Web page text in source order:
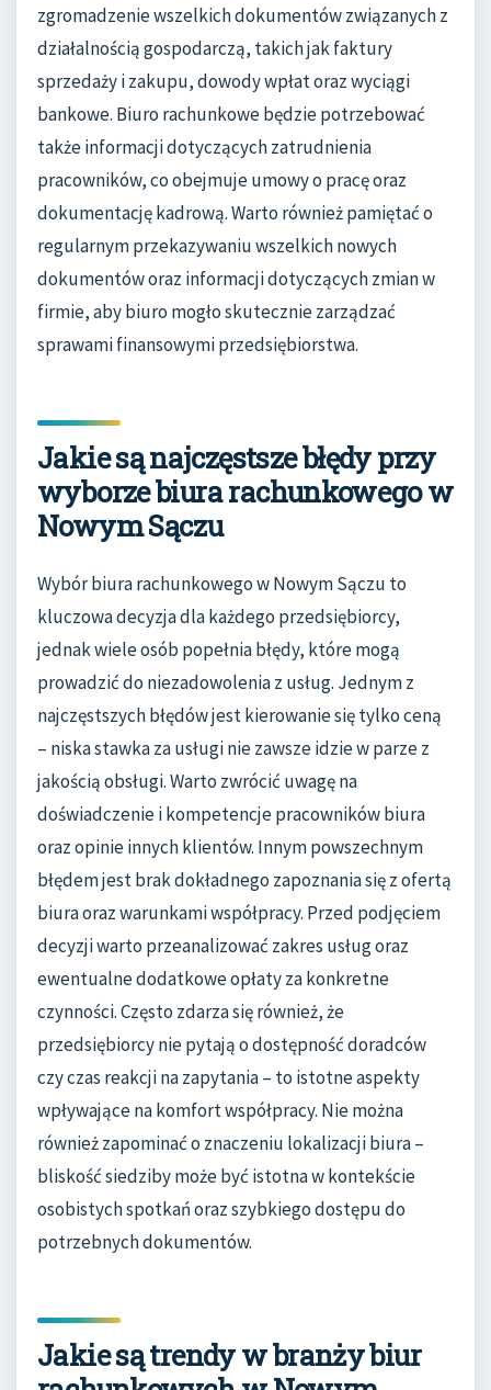
zgromadzenie wszelkich dokumentów związanych z
działalnością gospodarczą, takich jak faktury
sprzedaży i zakupu, dowody wpłat oraz wyciągi
bankowe. Biuro rachunkowe będzie potrzebować
także informacji dotyczących zatrudnienia
pracowników, co obejmuje umowy o pracę oraz
dokumentację kadrową. Warto również pamiętać o
regularnym przekazywaniu wszelkich nowych
dokumentów oraz informacji dotyczących zmian w
firmie, aby biuro mogło skutecznie zarządzać
sprawami finansowymi przedsiębiorstwa.
Jakie są najczęstsze błędy przy
wyborze biura rachunkowego w
Nowym Sączu
Wybór biura rachunkowego w Nowym Sączu to
kluczowa decyzja dla każdego przedsiębiorcy,
jednak wiele osób popełnia błędy, które mogą
prowadzić do niezadowolenia z usług. Jednym z
najczęstszych błędów jest kierowanie się tylko ceną
– niska stawka za usługi nie zawsze idzie w parze z
jakością obsługi. Warto zwrócić uwagę na
doświadczenie i kompetencje pracowników biura
oraz opinie innych klientów. Innym powszechnym
błędem jest brak dokładnego zapoznania się z ofertą
biura oraz warunkami współpracy. Przed podjęciem
decyzji warto przeanalizować zakres usług oraz
ewentualne dodatkowe opłaty za konkretne
czynności. Często zdarza się również, że
przedsiębiorcy nie pytają o dostępność doradców
czy czas reakcji na zapytania – to istotne aspekty
wpływające na komfort współpracy. Nie można
również zapominać o znaczeniu lokalizacji biura –
bliskość siedziby może być istotna w kontekście
osobistych spotkań oraz szybkiego dostępu do
potrzebnych dokumentów.
Jakie są trendy w branży biur